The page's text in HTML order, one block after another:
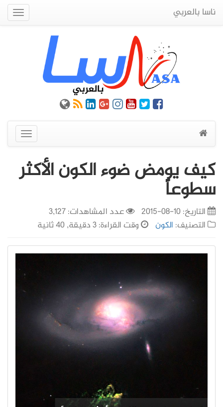
ناسا بالعربي
عرض
القائمة
كيف يومض ضوء الكون الأكثر
سطوعاً
التاريخ:10-08-2015
عدد المشاهدات: 3,127
التصنيف: الكون وقت القراءة: 3 دقيقة, 40 ثانية